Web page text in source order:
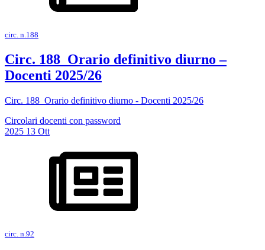
circ. n.188
Circ. 188_Orario definitivo diurno –
Docenti 2025/26
Circ. 188_Orario definitivo diurno - Docenti 2025/26
Circolari docenti con password
2025 13 Ott
circ. n.92